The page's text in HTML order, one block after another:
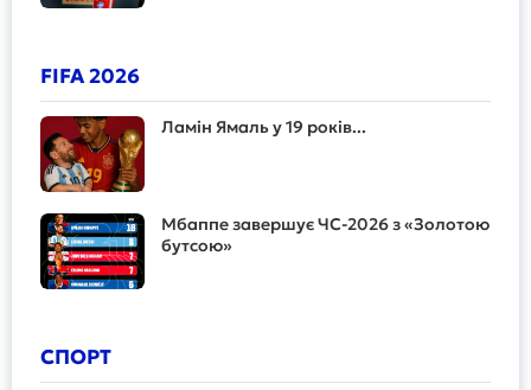
FIFA 2026
Ламін Ямаль у 19 років...
Мбаппе завершує ЧС-2026 з «Золотою
бутсою»
СПОРТ